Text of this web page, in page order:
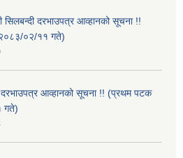
दरभाउपत्र आव्हानको सूचना !!
२०८३/०२/११ गते)
दरभाउपत्र आव्हानको सूचना !! (प्रथम पटक
गते)